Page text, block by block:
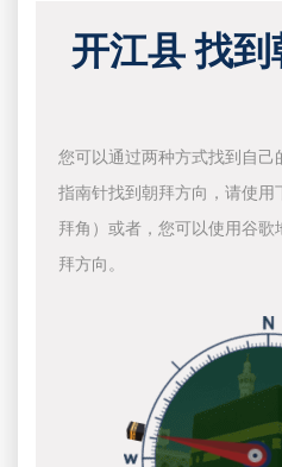
开江县 找
您可以通过两种方式找到自
指南针找到朝拜方向，请使
拜角）或者，您可以使用谷
拜方向。